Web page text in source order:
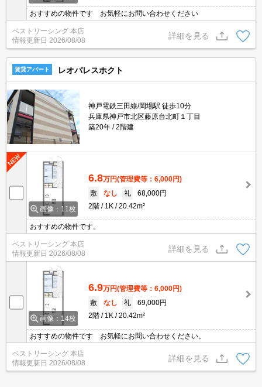
おすすめの物件です お気軽にお問い合わせください
ベストリーシング 本店
情報更新日 2026/08/08
詳細を見る
賃貸アパート レオパレスホクト
神戸電鉄三田線/岡場駅 徒歩10分
兵庫県神戸市北区藤原台北町１丁目
築20年
2階建
画像：11枚
6.8万円(管理費等：6,000円)
敷
なし 礼
68,000円
2階
1K 20.42m²
おすすめの物件です。
ベストリーシング 本店
情報更新日 2026/08/08
詳細を見る
画像：14枚
6.9万円(管理費等：6,000円)
敷
なし 礼
69,000円
2階
1K 20.42m²
おすすめの物件です お気軽にお問い合わせください。
ベストリーシング 本店
情報更新日 2026/08/08
詳細を見る